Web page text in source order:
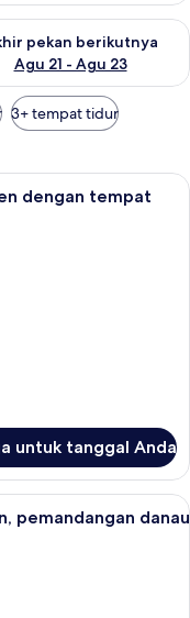
Agu 14 - Agu 16
pekan berikutnya
Agu 21 - Agu 23
ketersediaan untuk
3+ tempat tidur
1 Tempat Tidur
dengan tempat
untuk tanggal Anda
pemandangan danau